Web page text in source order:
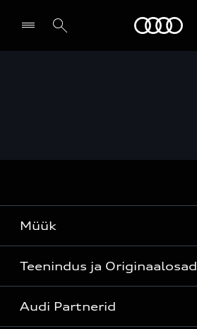
Müük
Kõik mudelid
Teenindus ja Originaalosad
Audi Partnerid